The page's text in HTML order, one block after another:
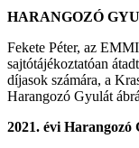
HARANGOZÓ
Fekete Péter, az
sajtótájékoztatóan
díjasok számára, a
Harangozó Gyulát
2021. évi Harangozó